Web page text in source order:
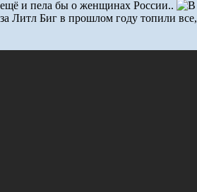
и пела бы о женщинах России..
Литл Биг в прошлом году топили